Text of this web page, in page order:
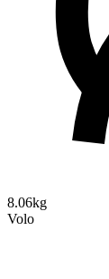
8.06kg
Volo